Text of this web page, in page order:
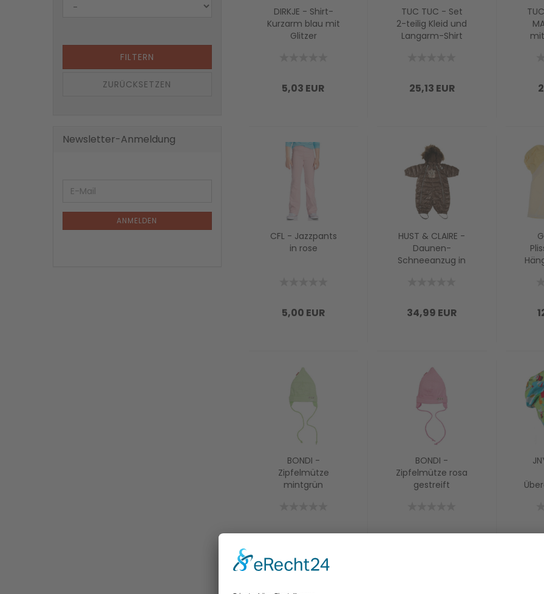
DIRKJE - Shirt-
Kurzarm blau mit
Glitzer
5,03 EUR
TUC TUC - Set
2-teilig Kleid und
Langarm-Shirt
25,13 EUR
CFL - Jazzpants
in rose
5,00 EUR
HUST & CLAIRE -
Daunen-
Schneeanzug in
34,99 EUR
BONDI -
Zipfelmütze
mintgrün
7,99 EUR
BONDI -
Zipfelmütze rosa
gestreift
7,99 EUR
FILTERN
ZURÜCKSETZEN
Newsletter-Anmeldung
ANMELDEN